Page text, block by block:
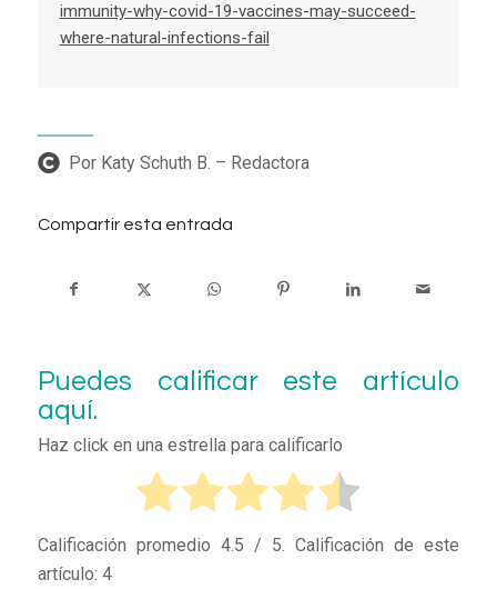
immunity-why-covid-19-vaccines-may-succeed-
where-natural-infections-fail
Por Katy Schuth B. – Redactora
Compartir esta entrada
Puedes calificar este artículo
aquí.
Haz click en una estrella para calificarlo
Calificación promedio 4.5 / 5. Calificación de este
artículo: 4